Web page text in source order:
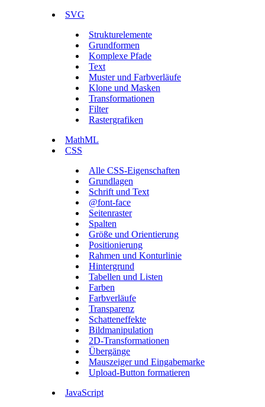
SVG
Strukturelemente
Grundformen
Komplexe Pfade
Text
Muster und Farbverläufe
Klone und Masken
Transformationen
Filter
Rastergrafiken
MathML
CSS
Alle CSS-Eigenschaften
Grundlagen
Schrift und Text
@font-face
Seitenraster
Spalten
Größe und Orientierung
Positionierung
Rahmen und Konturlinie
Hintergrund
Tabellen und Listen
Farben
Farbverläufe
Transparenz
Schatteneffekte
Bildmanipulation
2D-Transformationen
Übergänge
Mauszeiger und Eingabemarke
Upload-Button formatieren
JavaScript